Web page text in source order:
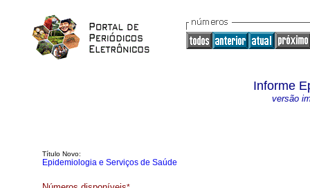
Informe
versão
Título Novo:
Epidemiologia e Serviços de Saúde